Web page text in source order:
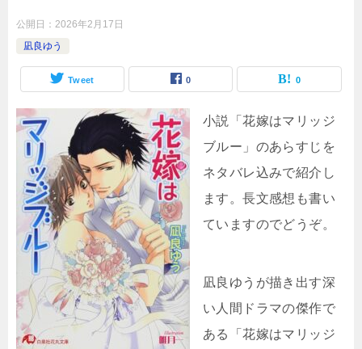
公開日： 2026年2月17日
凪良ゆう
Tweet 0 0
小説「花嫁はマリッジ
ブルー」のあらすじを
ネタバレ込みで紹介し
ます。長文感想も書い
ていますのでどうぞ。
凪良ゆうが描き出す深
い人間ドラマの傑作で
ある「花嫁はマリッジ